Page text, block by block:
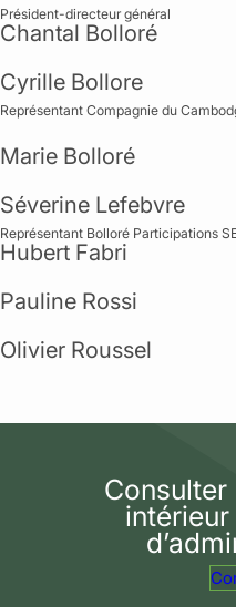
Président-directeur général
Chantal Bolloré
Cyrille Bollore
Représentant Compagnie du
Marie Bolloré
Séverine Lefebvre
Représentant Bolloré Participations
Hubert Fabri
Pauline Rossi
Olivier Roussel